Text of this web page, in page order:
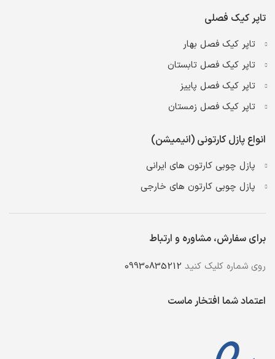
تاپر کیک فصلی
تاپر کیک فصل بهار
تاپر کیک فصل تابستان
تاپر کیک فصل پاییز
تاپر کیک فصل زمستان
انواع پازل کارتونی (انیمیشن)
پازل چوبی کارتون های ایرانی
پازل چوبی کارتون های خارجی
برای سفارش، مشاوره و ارتباط
روی شماره کلیک کنید 09930835212
اعتماد شما افتخار ماست